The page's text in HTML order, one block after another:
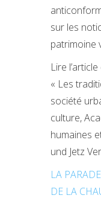
sur les
patrimoine
Lire
« Les
société
culture,
humaines
und Jetz
LA
DE LA